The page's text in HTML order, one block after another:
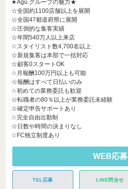
★Agu.グループの魅力★
☆全国約1100店舗以上を展開
☆全国47都道府県に展開
☆圧倒的な集客実績
☆年間540万人以上来店
☆スタイリスト数4,700名以上
☆新規集客は本部で一括対応
☆顧客0スタートOK
☆月報酬100万円以上も可能
☆報酬はすべて日払いのみ
☆初めての業務委託も歓迎
☆転職者の80％以上が業務委託未経験
☆確定申告サポートあり
☆完全自由出勤制
☆日数や時間の決まりなし
☆FC独立制度あり
WEB応募
TEL応募 LINE問合せ